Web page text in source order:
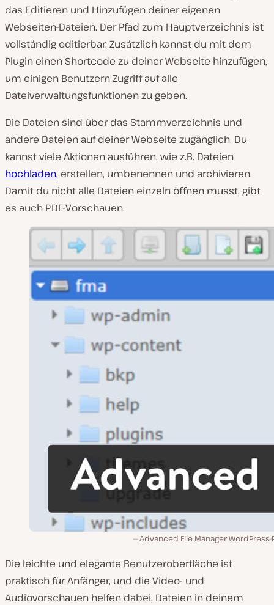
das Editieren und Hinzufügen deiner eigenen
Webseiten-Dateien. Der Pfad zum Hauptverzeichnis ist
vollständig editierbar. Zusätzlich kannst du mit dem
Plugin einen Shortcode zu deiner Webseite hinzufügen,
um einigen Benutzern Zugriff auf alle
Dateiverwaltungsfunktionen zu geben.
Die Dateien sind über das Stammverzeichnis und
andere Dateien auf deiner Webseite zugänglich. Du
kannst viele Aktionen ausführen, wie z.B. Dateien
hochladen, erstellen, umbenennen und archivieren.
Damit du nicht alle Dateien einzeln öffnen musst, gibt
es auch PDF-Vorschauen.
Advanced File Manager WordPress-
Die leichte und elegante Benutzeroberfläche ist
praktisch für Anfänger, und die Video- und
Audiovorschauen helfen dabei, Dateien in deinem